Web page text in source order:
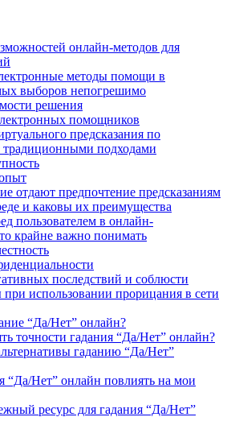
онлайн-методов для
методы помощи в
выборов непогрешимо
решения
помощников
предсказания по
традиционными подходами
отдают предпочтение предсказаниям
и каковы их преимущества
пользователем в онлайн-
крайне важно понимать
последствий и соблюсти
использовании прорицания в сети
“Да/Нет” онлайн?
точности гадания “Да/Нет” онлайн?
гаданию “Да/Нет”
“Да/Нет” онлайн повлиять на мои
ресурс для гадания “Да/Нет”